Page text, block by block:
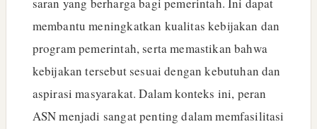
membantu meningkatkan kualitas kebijakan dan
program pemerintah, serta memastikan bahwa
kebijakan tersebut sesuai dengan kebutuhan dan
aspirasi masyarakat. Dalam konteks ini, peran
ASN menjadi sangat penting dalam memfasilitasi